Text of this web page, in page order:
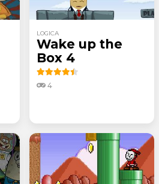
LOGICA
Wake up the
Box 4
4